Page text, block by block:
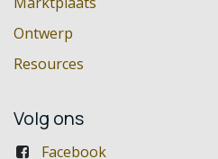
Ontwerp
Resources
Volg ons
Facebook